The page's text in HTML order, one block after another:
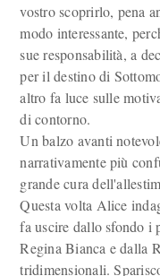
vostro scoprirlo, pena
modo interessante,
sue responsabilità, a
per il destino di
altro fa luce sulle
di contorno.
Un balzo avanti
narrativamente più
grande cura
Questa volta Alice
fa uscire dallo sfondo i
Regina Bianca e dalla
tridimensionali.